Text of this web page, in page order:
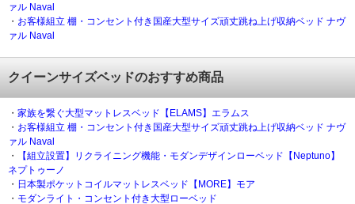
ァル Naval
・ お客様組立 棚・コンセント付き国産大型サイズ頑丈跳ね上げ収納ベッド ナヴ
ァル Naval
クイーンサイズベッドのおすすめ商品
・ 家族を繋ぐ大型マットレスベッド【ELAMS】エラムス
・ お客様組立 棚・コンセント付き国産大型サイズ頑丈跳ね上げ収納ベッド ナヴ
ァル Naval
・
【組立設置】リクライニング機能・モダンデザインローベッド【Neptuno】
ネプトゥーノ
・ 日本製ポケットコイルマットレスベッド【MORE】モア
・ モダンライト・コンセント付き大型ローベッド